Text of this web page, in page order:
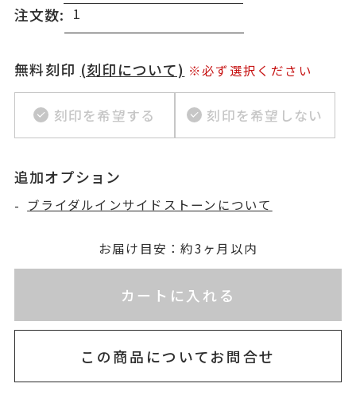
注文数:
無料刻印 (刻印について) ※必ず選択ください
刻印を希望する 刻印を希望しない
追加オプション
- ブライダルインサイドストーンについて
お届け目安：約3ヶ月以内
カートに入れる
この商品についてお問合せ